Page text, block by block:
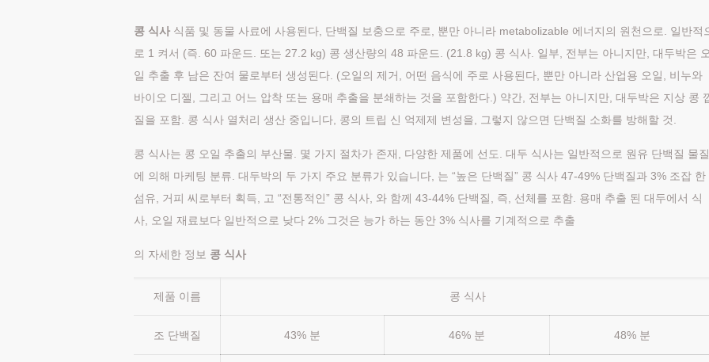
콩 식사 식품 및 동물 사료에 사용된다, 단백질 보충으로 주로, 뿐만 아니라 metabolizable 에너지의 원천으로. 일반적
로 1 켜서 (즉. 60 파운드. 또는 27.2 kg) 콩 생산량의 48 파운드. (21.8 kg) 콩 식사. 일부, 전부는 아니지만, 대두박은 오
일 추출 후 남은 잔여 물로부터 생성된다. (오일의 제거, 어떤 음식에 주로 사용된다, 뿐만 아니라 산업용 오일, 비누와
바이오 디젤, 그리고 어느 압착 또는 용매 추출을 분쇄하는 것을 포함한다.) 약간, 전부는 아니지만, 대두박은 지상 콩
질을 포함. 콩 식사 열처리 생산 중입니다, 콩의 트립 신 억제제 변성을, 그렇지 않으면 단백질 소화를 방해할 것.
콩 식사는 콩 오일 추출의 부산물. 몇 가지 절차가 존재, 다양한 제품에 선도. 대두 식사는 일반적으로 원유 단백질 물질
에 의해 마케팅 분류. 대두박의 두 가지 주요 분류가 있습니다, 는 “높은 단백질” 콩 식사 47-49% 단백질과 3% 조잡 한
섬유, 거피 씨로부터 획득, 고 “전통적인” 콩 식사, 와 함께 43-44% 단백질, 즉, 선체를 포함. 용매 추출 된 대두에서 식
사, 오일 재료보다 일반적으로 낮다 2% 그것은 능가 하는 동안 3% 식사를 기계적으로 추출
의 자세한 정보 콩 식사
제품 이름 콩 식사
조 단백질 43% 분 46% 분 48% 분